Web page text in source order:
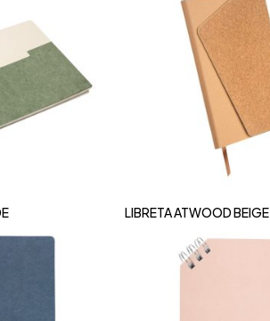
LIBRETA ATWOOD BEIGE